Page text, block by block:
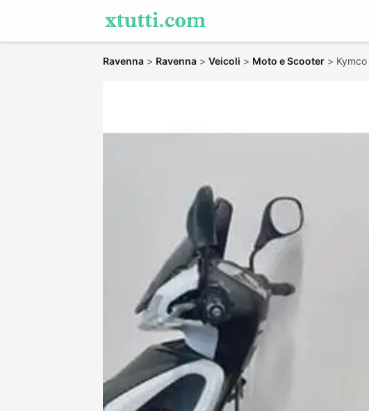
Ravenna > Ravenna > Veicoli > Moto e Scooter >